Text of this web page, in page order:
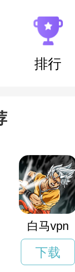
排行
白马vpn
下载